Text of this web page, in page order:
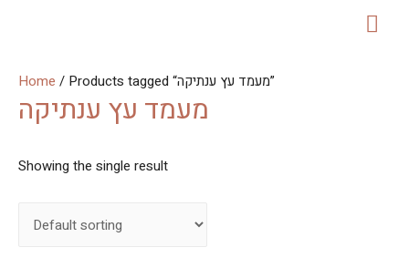
Home / Products tagged “מעמד עץ ענתיקה”
מעמד עץ ענתיקה
Showing the single result